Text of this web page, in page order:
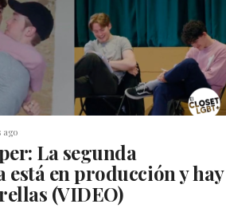
ago
La segunda
está en producción y hay
(VIDEO)